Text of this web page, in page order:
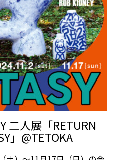
二人展「RETURN
」@TETOKA